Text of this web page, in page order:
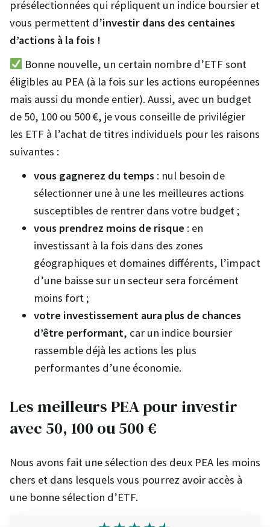
présélectionnées qui répliquent un indice boursier et
vous permettent d’investir dans des centaines
d’actions à la fois !
Bonne nouvelle, un certain nombre d’ETF sont
éligibles au PEA (à la fois sur les actions européennes
mais aussi du monde entier). Aussi, avec un budget
de 50, 100 ou 500 €, je vous conseille de privilégier
les ETF à l’achat de titres individuels pour les raisons
suivantes :
vous gagnerez du temps : nul besoin de
sélectionner une à une les meilleures actions
susceptibles de rentrer dans votre budget ;
vous prendrez moins de risque : en
investissant à la fois dans des zones
géographiques et domaines différents, l’impact
d’une baisse sur un secteur sera forcément
moins fort ;
votre investissement aura plus de chances
d’être performant, car un indice boursier
rassemble déjà les actions les plus
performantes d’une économie.
Les meilleurs PEA pour investir
avec 50, 100 ou 500 €
Nous avons fait une sélection des deux PEA les moins
chers et dans lesquels vous pourrez avoir accès à
une bonne sélection d’ETF.